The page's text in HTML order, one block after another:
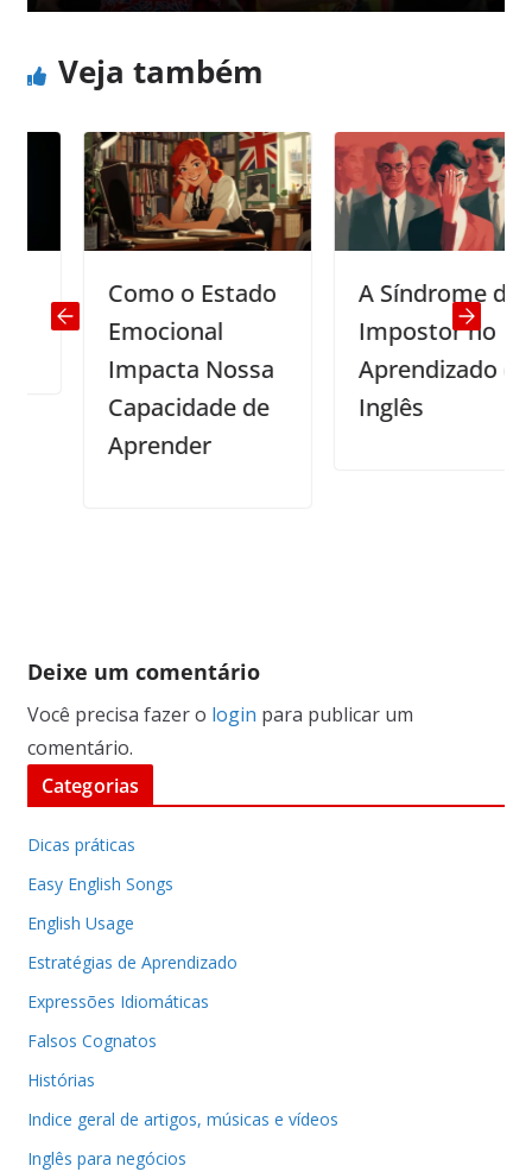
Veja também
Como o Estado
Emocional
Impacta Nossa
Capacidade de
Aprender
A Síndrome do
Impostor no
Aprendizado de
Inglês
Deixe um comentário
Você precisa fazer o login para publicar um
comentário.
Categorias
Dicas práticas
Easy English Songs
English Usage
Estratégias de Aprendizado
Expressões Idiomáticas
Falsos Cognatos
Histórias
Indice geral de artigos, músicas e vídeos
Inglês para negócios